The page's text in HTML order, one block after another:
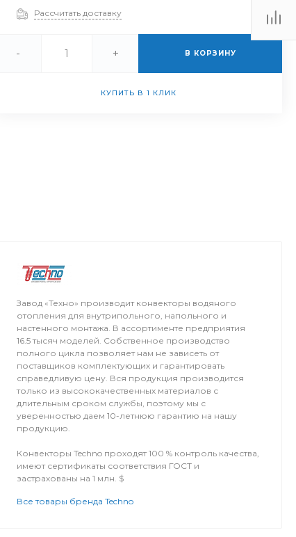
Рассчитать доставку
- + В КОРЗИНУ
КУПИТЬ В 1 КЛИК
Завод «Техно» производит конвекторы водяного
отопления для внутрипольного, напольного и
настенного монтажа. В ассортименте предприятия
16.5 тысяч моделей. Собственное производство
полного цикла позволяет нам не зависеть от
поставщиков комплектующих и гарантировать
справедливую цену. Вся продукция производится
только из высококачественных материалов с
длительным сроком службы, поэтому мы с
уверенностью даем 10-летнюю гарантию на нашу
продукцию.
Конвекторы Techno проходят 100 % контроль качества,
имеют сертификаты соответствия ГОСТ и
застрахованы на 1 млн. $
Все товары бренда Techno